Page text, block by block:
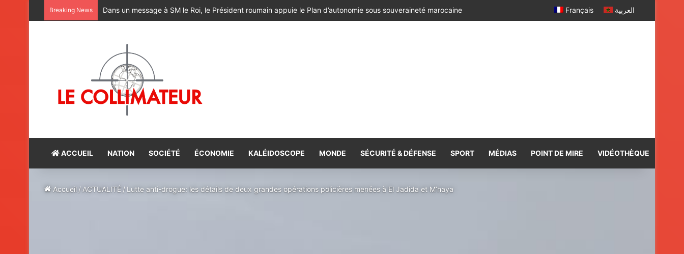
Breaking News M. Bourita reçoit le conseiller du Président de la République de Roumanie, porteur d’un message adressé à SM le Roi Français العربية
ACCUEIL NATION SOCIÉTÉ ÉCONOMIE KALÉIDOSCOPE MONDE SÉCURITÉ & DÉFENSE SPORT MÉDIAS POINT DE MIRE VIDÉOTHÈQUE
Accueil / ACTUALITÉ /Lutte anti-drogue: les détails de deux grandes opérations policières menées à El Jadida et M’haya